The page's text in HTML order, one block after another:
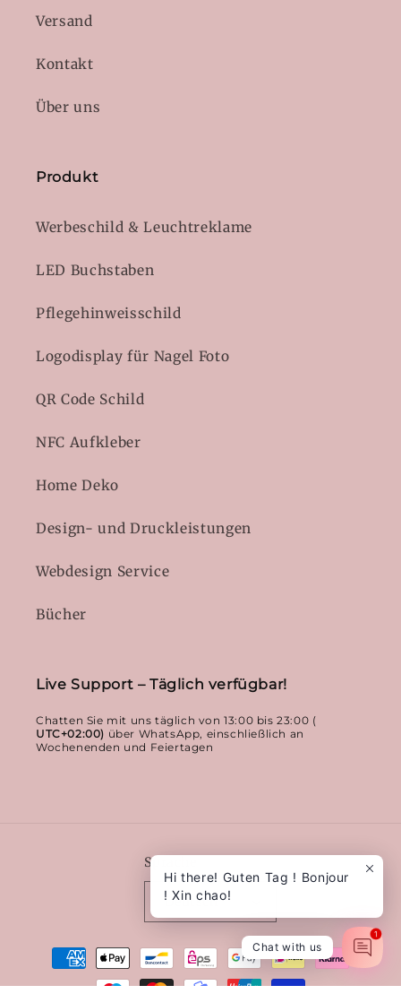
Versand
Kontakt
Über uns
Produkt
Werbeschild & Leuchtreklame
LED Buchstaben
Pflegehinweisschild
Logodisplay für Nagel Foto
QR Code Schild
NFC Aufkleber
Home Deko
Design- und Druckleistungen
Webdesign Service
Bücher
Live Support – Täglich verfügbar!
Chatten Sie mit uns täglich von 13:00 bis 23:00 (
UTC+02:00) über WhatsApp, einschließlich an
Wochenenden und Feiertagen
Sprache
Deutsch
Zahlungsmethoden
Hi there! Guten Tag ! Bonjour
! Xin chao!
Chat with us
1